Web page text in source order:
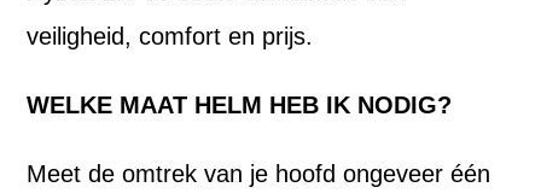
veiligheid, comfort en prijs.
WELKE MAAT HELM HEB IK NODIG?
Meet de omtrek van je hoofd ongeveer één